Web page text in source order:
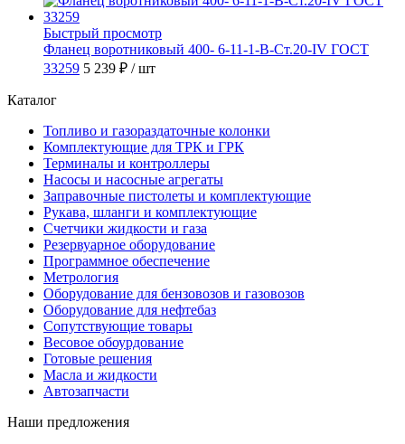
Быстрый просмотр
Фланец воротниковый 400- 6-11-1-B-Ст.20-IV ГОСТ
33259 5 239 ₽ / шт
Каталог
Топливо и газораздаточные колонки
Комплектующие для ТРК и ГРК
Терминалы и контроллеры
Насосы и насосные агрегаты
Заправочные пистолеты и комплектующие
Рукава, шланги и комплектующие
Счетчики жидкости и газа
Резервуарное оборудование
Программное обеспечение
Метрология
Оборудование для бензовозов и газовозов
Оборудование для нефтебаз
Сопутствующие товары
Весовое обоурдование
Готовые решения
Масла и жидкости
Автозапчасти
Наши предложения